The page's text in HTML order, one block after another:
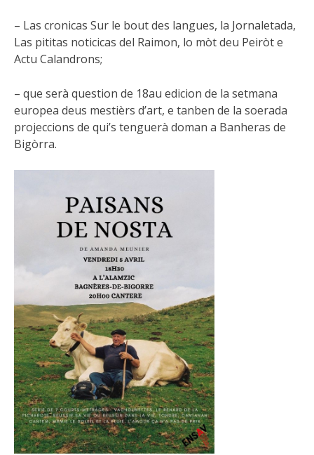
– Las cronicas Sur le bout des langues, la Jornaletada,
Las pititas noticicas del Raimon, lo mòt deu Peiròt e
Actu Calandrons;
– que serà question de 18au edicion de la setmana
europea deus mestièrs d’art, e tanben de la soerada
projeccions de qui’s tenguerà doman a Banheras de
Bigòrra.